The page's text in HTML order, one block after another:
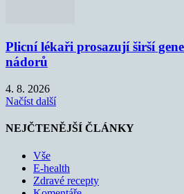
Plicní lékaři prosazují širší
nádorů
4. 8. 2026
Načíst další
NEJČTENĚJŠÍ ČLÁNKY
Vše
E-health
Zdravé recepty